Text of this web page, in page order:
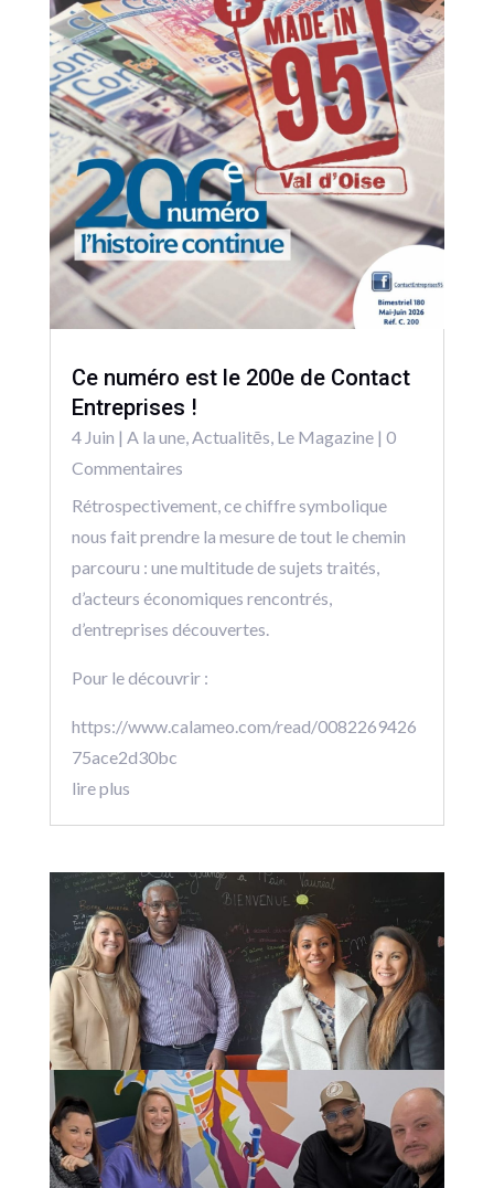
Ce numéro est le 200e de Contact
Entreprises !
4 Juin | A la une,Actualitēs, Le Magazine| 0
Commentaires
Rétrospectivement, ce chiffre symbolique
nous fait prendre la mesure de tout le chemin
parcouru : une multitude de sujets traités,
d’acteurs économiques rencontrés,
d’entreprises découvertes.
Pour le découvrir :
https://www.calameo.com/read/0082269426
75ace2d30bc
lire plus